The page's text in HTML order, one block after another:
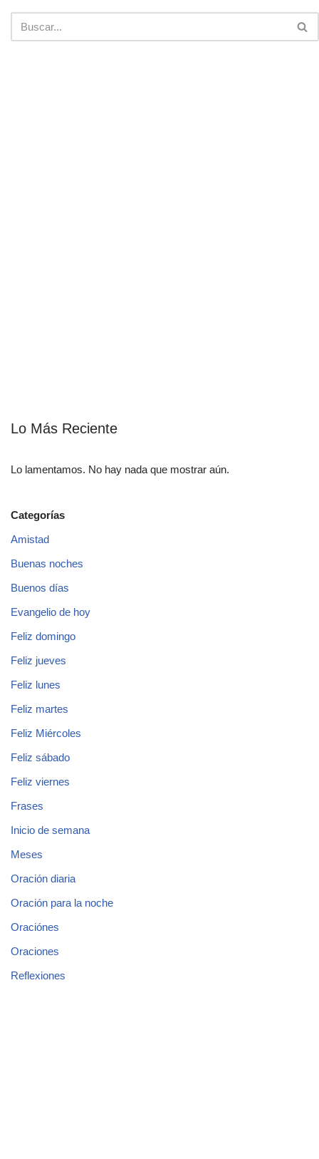
Lo Más Reciente
Lo lamentamos. No hay nada que mostrar aún.
Categorías
Amistad
Buenas noches
Buenos días
Evangelio de hoy
Feliz domingo
Feliz jueves
Feliz lunes
Feliz martes
Feliz Miércoles
Feliz sábado
Feliz viernes
Frases
Inicio de semana
Meses
Oración diaria
Oración para la noche
Oraciónes
Oraciones
Reflexiones